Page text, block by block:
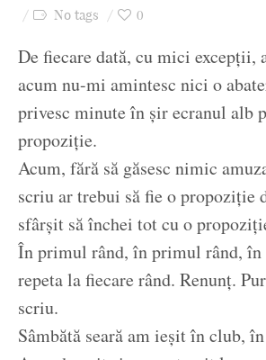
No tags 0
De fiecare dată, cu mici excepții,
acum nu-mi amintesc nici o
privesc minute în șir ecranul alb
propoziție.
Acum, fără să găsesc nimic
scriu ar trebui să fie o propoziție
sfârșit să închei tot cu o
În primul rând, în primul rând, în
repeta la fiecare rând. Renunț.
scriu.
Sâmbătă seară am ieșit în club,